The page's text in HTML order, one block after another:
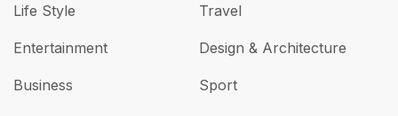
Life Style
Entertainment
Business
Travel
Design & Architecture
Sport